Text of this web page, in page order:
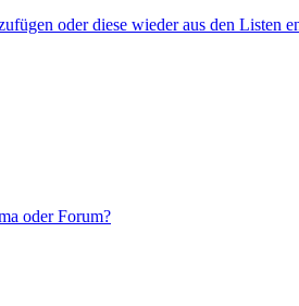
oder diese wieder aus den Listen
oder Forum?